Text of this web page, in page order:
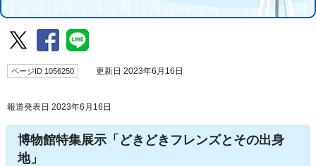
ページID 1056250 更新日 2023年6月16日
報道発表日 2023年6月16日
博物館特集展示「どきどきフレンズとその出身
地」